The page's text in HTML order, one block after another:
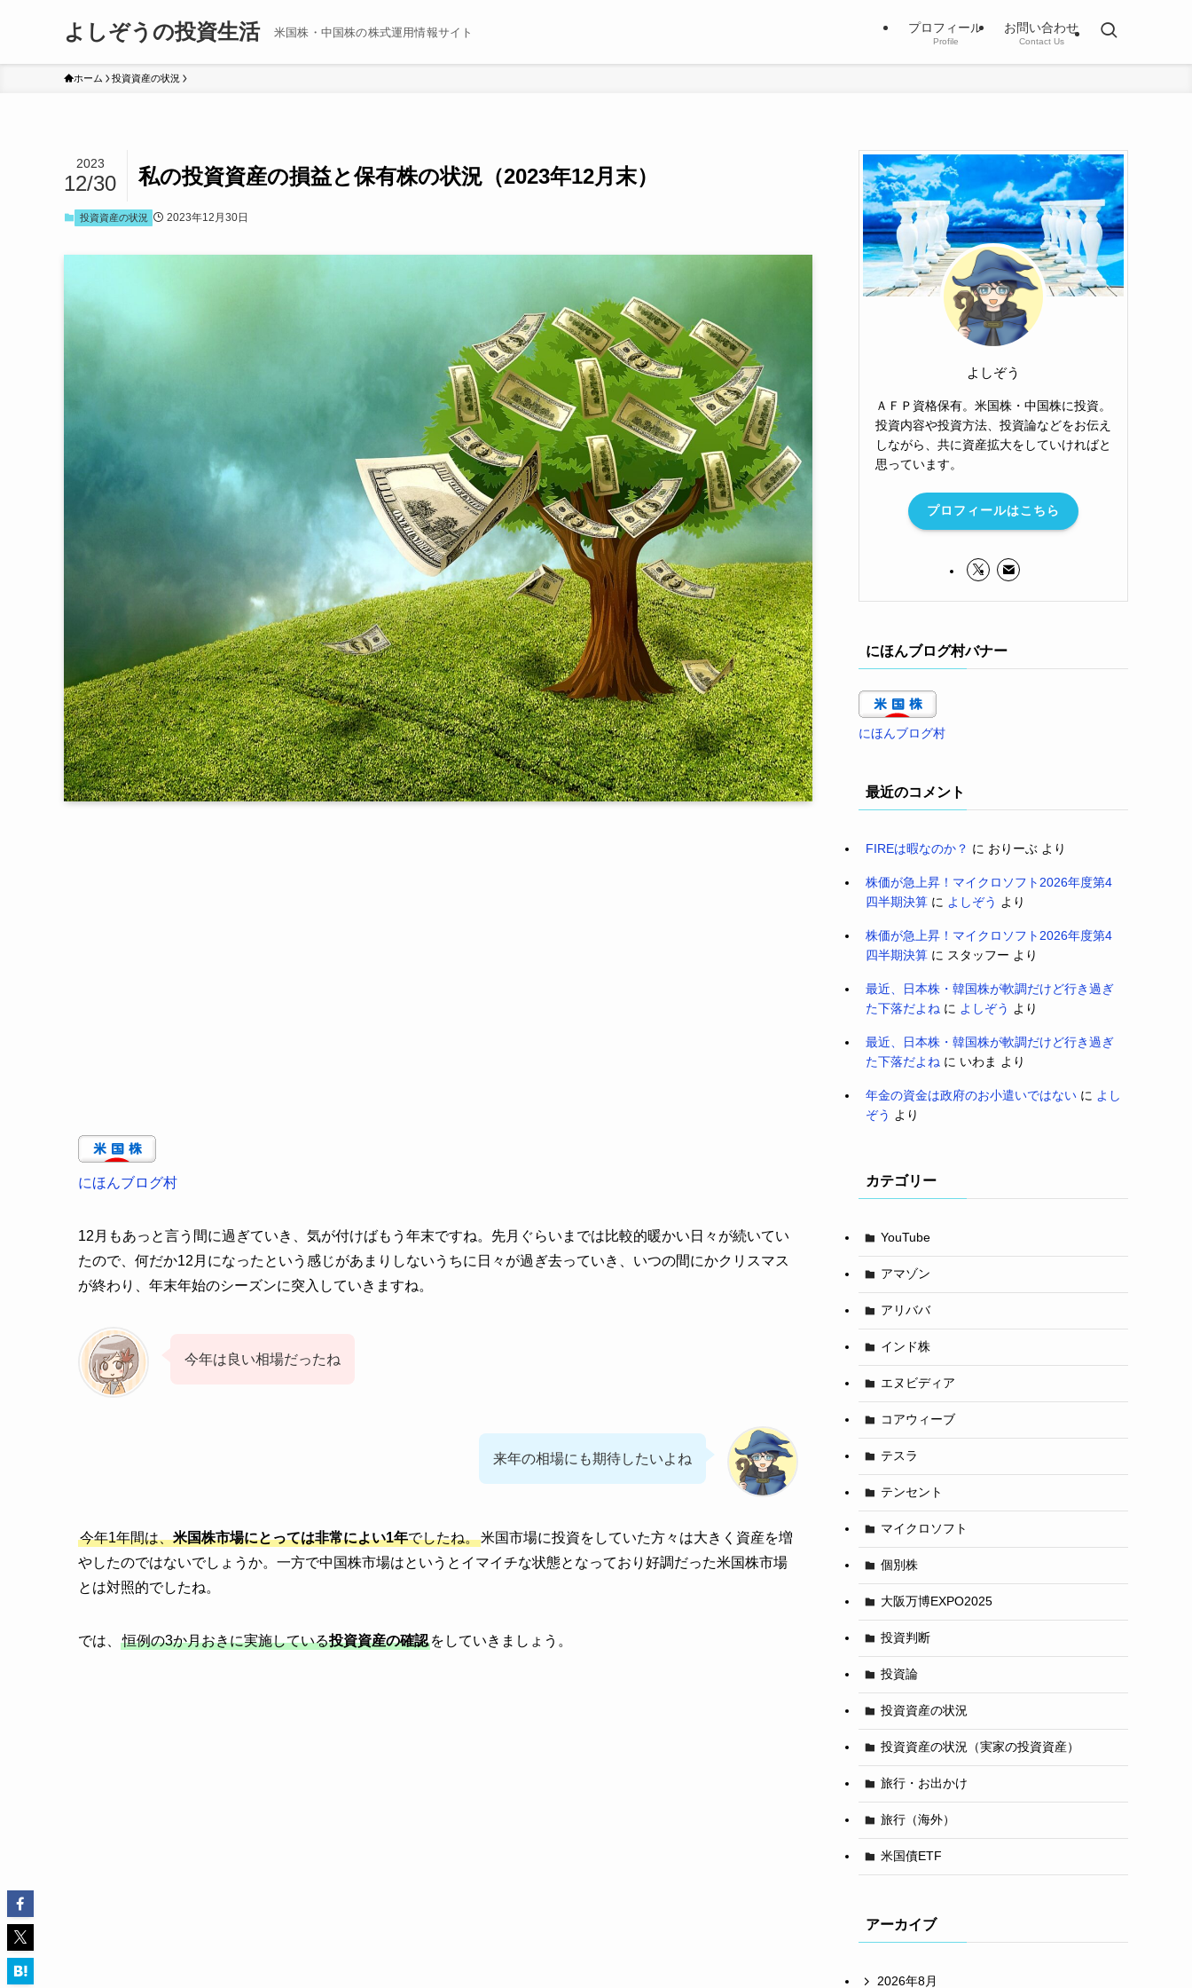
よしぞうの投資生活 米国株・中国株の株式運用情報サイト プロフィール
Profile
お問い合わせ
Contact Us
ホーム 投資資産の状況
私の投資資産の損益と保有株の状況（2023年12月末）
2023
12/30
投資資産の状況 2023年12月30日
にほんブログ村
12月もあっと言う間に過ぎていき、気が付けばもう年末ですね。先月ぐらいまでは比較的暖かい日々が続いてい
たので、何だか12月になったという感じがあまりしないうちに日々が過ぎ去っていき、いつの間にかクリスマス
が終わり、年末年始のシーズンに突入していきますね。
今年は良い相場だったね
来年の相場にも期待したいよね
今年1年間は、米国株市場にとっては非常によい1年でしたね。米国市場に投資をしていた方々は大きく資産を増
やしたのではないでしょうか。一方で中国株市場はというとイマイチな状態となっており好調だった米国株市場
とは対照的でしたね。
では、 恒例の3か月おきに実施している投資資産の確認 をしていきましょう。
よしぞう
ＡＦＰ資格保有。米国株・中国株に投資。
投資内容や投資方法、投資論などをお伝え
しながら、共に資産拡大をしていければと
思っています。
プロフィールはこちら
にほんブログ村バナー
にほんブログ村
最近のコメント
FIREは暇なのか？ に おりーぶ より
株価が急上昇！マイクロソフト2026年度第4
四半期決算 に よしぞう より
株価が急上昇！マイクロソフト2026年度第4
四半期決算 に スタッフー より
最近、日本株・韓国株が軟調だけど行き過ぎ
た下落だよね に よしぞう より
最近、日本株・韓国株が軟調だけど行き過ぎ
た下落だよね に いわま より
年金の資金は政府のお小遣いではない に よし
ぞう より
カテゴリー
YouTube
アマゾン
アリババ
インド株
エヌビディア
コアウィーブ
テスラ
テンセント
マイクロソフト
個別株
大阪万博EXPO2025
投資判断
投資論
投資資産の状況
投資資産の状況（実家の投資資産）
旅行・お出かけ
旅行（海外）
米国債ETF
アーカイブ
2026年8月